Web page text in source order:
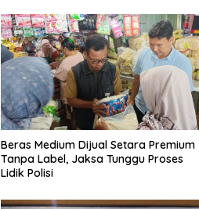
Beras Medium Dijual Setara Premium
Tanpa Label, Jaksa Tunggu Proses
Lidik Polisi